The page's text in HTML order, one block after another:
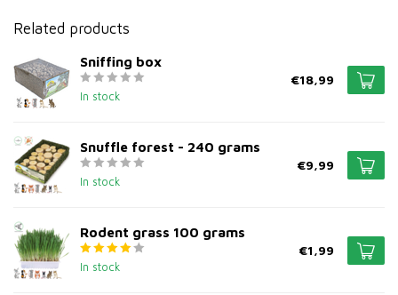
Related products
Sniffing box
In stock
€18,99
Snuffle forest - 240 grams
In stock
€9,99
Rodent grass 100 grams
In stock
€1,99